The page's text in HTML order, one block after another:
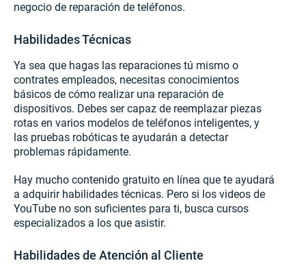
negocio de reparación de teléfonos.
Habilidades Técnicas
Ya sea que hagas las reparaciones tú mismo o
contrates empleados, necesitas conocimientos
básicos de cómo realizar una reparación de
dispositivos. Debes ser capaz de reemplazar piezas
rotas en varios modelos de teléfonos inteligentes, y
las pruebas robóticas te ayudarán a detectar
problemas rápidamente.
Hay mucho contenido gratuito en línea que te ayudará
a adquirir habilidades técnicas. Pero si los videos de
YouTube no son suficientes para ti, busca cursos
especializados a los que asistir.
Habilidades de Atención al Cliente